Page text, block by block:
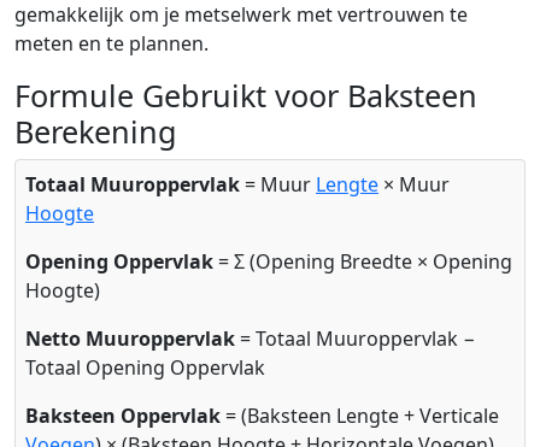
gemakkelijk om je metselwerk met vertrouwen te
meten en te plannen.
Formule Gebruikt voor Baksteen
Berekening
Totaal Muuroppervlak= Muur Lengte × Muur
Hoogte
Opening Oppervlak= Σ (Opening Breedte × Opening
Hoogte)
Netto Muuroppervlak= Totaal Muuroppervlak −
Totaal Opening Oppervlak
Baksteen Oppervlak= (Baksteen Lengte + Verticale